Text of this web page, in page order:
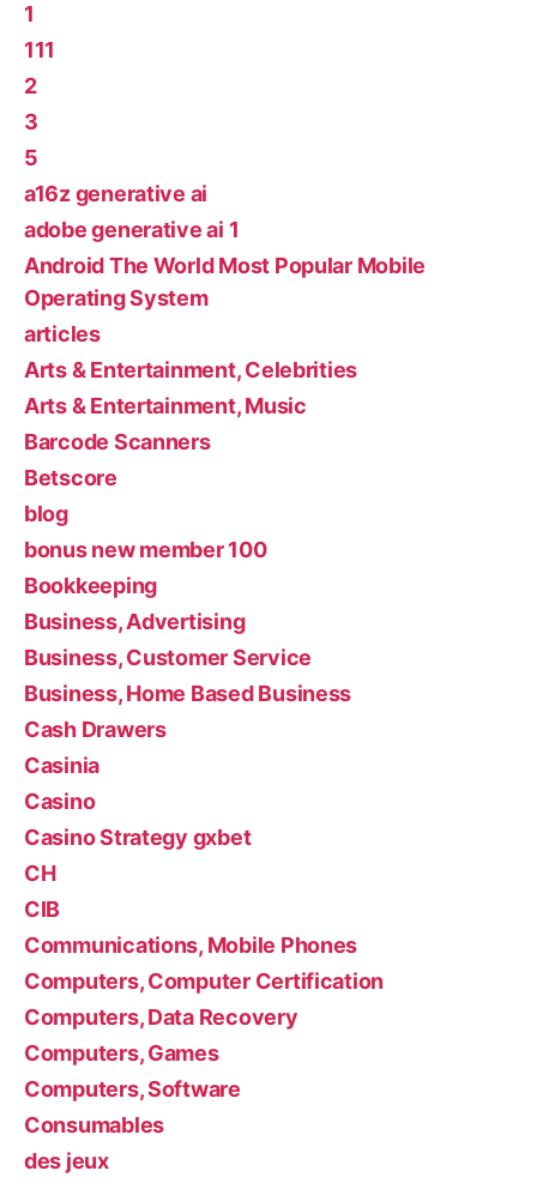
1
111
2
3
5
a16z generative ai
adobe generative ai 1
Android The World Most Popular Mobile
Operating System
articles
Arts & Entertainment, Celebrities
Arts & Entertainment, Music
Barcode Scanners
Betscore
blog
bonus new member 100
Bookkeeping
Business, Advertising
Business, Customer Service
Business, Home Based Business
Cash Drawers
Casinia
Casino
Casino Strategy gxbet
CH
CIB
Communications, Mobile Phones
Computers, Computer Certification
Computers, Data Recovery
Computers, Games
Computers, Software
Consumables
des jeux